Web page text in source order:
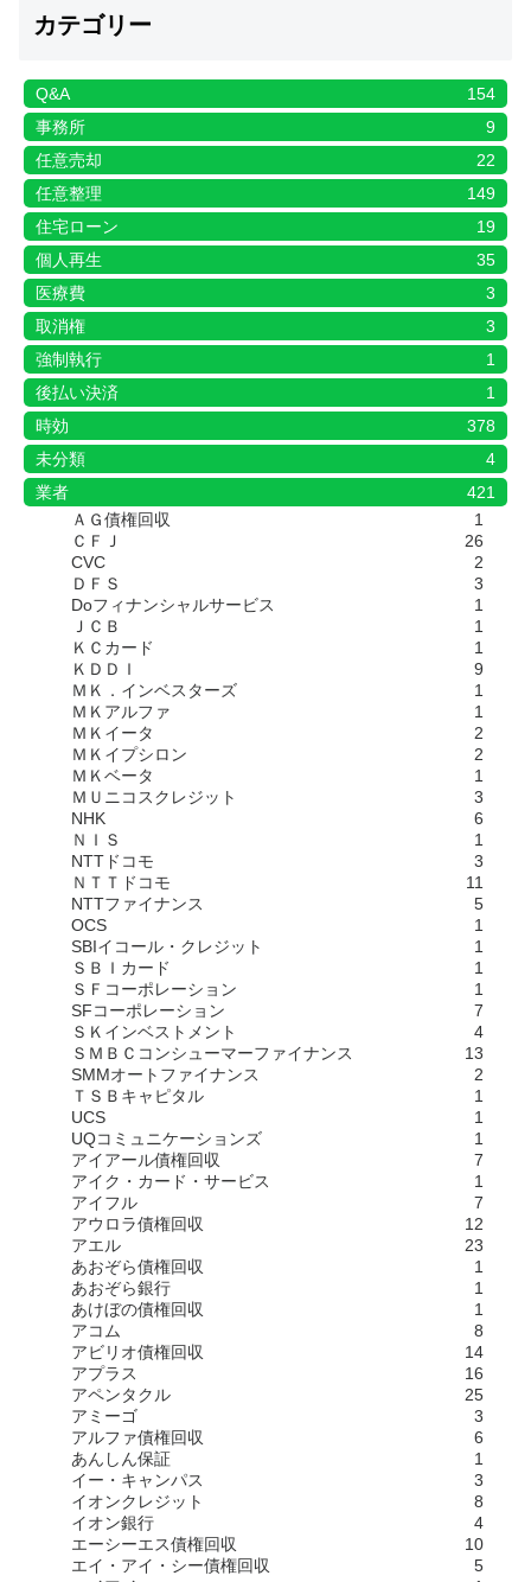
カテゴリー
Q&A
154
事務所
9
任意売却
22
任意整理
149
住宅ローン
19
個人再生
35
医療費
3
取消権
3
強制執行
1
後払い決済
1
時効
378
未分類
4
業者
421
ＡＧ債権回収
1
ＣＦＪ
26
CVC
2
ＤＦＳ
3
Doフィナンシャルサービス
1
ＪＣＢ
1
ＫＣカード
1
ＫＤＤＩ
9
ＭＫ．インベスターズ
1
ＭＫアルファ
1
ＭＫイータ
2
ＭＫイプシロン
2
ＭＫベータ
1
ＭＵニコスクレジット
3
NHK
6
ＮＩＳ
1
NTTドコモ
3
ＮＴＴドコモ
11
NTTファイナンス
5
OCS
1
SBIイコール・クレジット
1
ＳＢＩカード
1
ＳＦコーポレーション
1
SFコーポレーション
7
ＳＫインベストメント
4
ＳＭＢＣコンシューマーファイナンス
13
SMMオートファイナンス
2
ＴＳＢキャピタル
1
UCS
1
UQコミュニケーションズ
1
アイアール債権回収
7
アイク・カード・サービス
1
アイフル
7
アウロラ債権回収
12
アエル
23
あおぞら債権回収
1
あおぞら銀行
1
あけぼの債権回収
1
アコム
8
アビリオ債権回収
14
アプラス
16
アペンタクル
25
アミーゴ
3
アルファ債権回収
6
あんしん保証
1
イー・キャンパス
3
イオンクレジット
8
イオン銀行
4
エーシーエス債権回収
10
エイ・アイ・シー債権回収
5